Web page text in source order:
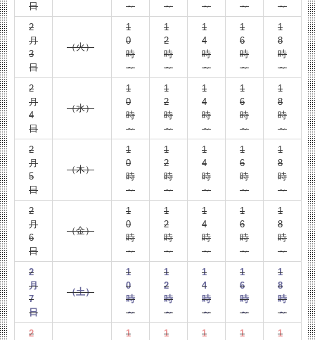
日
～
～
～
～
～
2
月
3
日
（火）
1
0
時
～
1
2
時
～
1
4
時
～
1
6
時
～
1
8
時
～
2
月
4
日
（水）
1
0
時
～
1
2
時
～
1
4
時
～
1
6
時
～
1
8
時
～
2
月
5
日
（木）
1
0
時
～
1
2
時
～
1
4
時
～
1
6
時
～
1
8
時
～
2
月
6
日
（金）
1
0
時
～
1
2
時
～
1
4
時
～
1
6
時
～
1
8
時
～
2
月
7
日
（土）
1
0
時
～
1
2
時
～
1
4
時
～
1
6
時
～
1
8
時
～
2
1
1
1
1
1